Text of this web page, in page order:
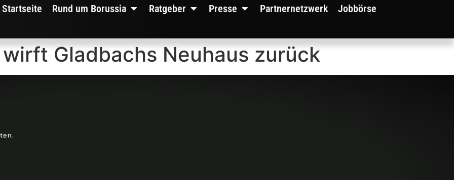
Startseite Rund um Borussia Ratgeber Presse Partnernetzwerk Jobbörse
Gladbachs Neuhaus zurück